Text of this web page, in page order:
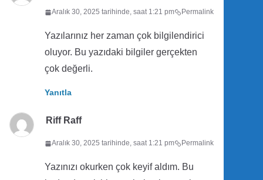
Aralık 30, 2025 tarihinde, saat 1:21 pm Permalink
Yazılarınız her zaman çok bilgilendirici
oluyor. Bu yazıdaki bilgiler gerçekten
çok değerli.
Yanıtla
Riff Raff
Aralık 30, 2025 tarihinde, saat 1:21 pm Permalink
Yazınızı okurken çok keyif aldım. Bu